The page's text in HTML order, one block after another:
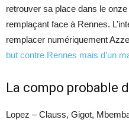
retrouver sa place dans le
remplaçant face à Rennes.
remplacer numériquement
but contre Rennes mais d’un
La compo probable
Lopez – Clauss, Gigot,